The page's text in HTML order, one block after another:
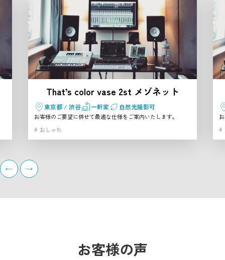
That’s color vase 2st メゾネット
東京都 / 渋谷 一軒家 自然光撮影可
お客様のご要望に併せて最適な仕様をご案内いたします。
おしゃれ
お客様の声